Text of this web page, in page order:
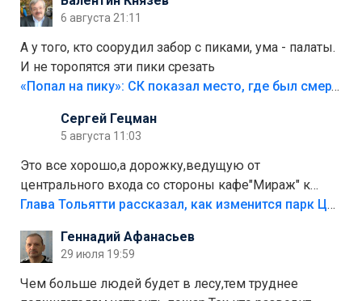
6 августа 21:11
А у того, кто соорудил забор с пиками, ума - палаты.
И не торопятся эти пики срезать
«Попал на пику»: СК показал место, где был смертельно травмирован ребенок в Тольятти
Сергей Гецман
5 августа 11:03
Это все хорошо,а дорожку,ведущую от
центрального входа со стороны кафе"Мираж" к
аттракционам слабо доделать?А то бордюры
лежала в парке и испортилась.Да еще,видимо,часть
украли.
Глава Тольятти рассказал, как изменится парк Центрального района
Геннадий Афанасьев
29 июля 19:59
Чем больше людей будет в лесу,тем труднее